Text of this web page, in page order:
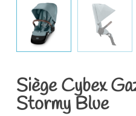
Siège Cybex
Stormy Blue